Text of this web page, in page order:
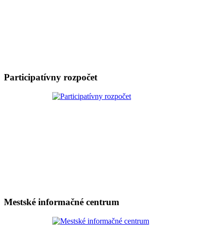
Participatívny rozpočet
Mestské informačné centrum